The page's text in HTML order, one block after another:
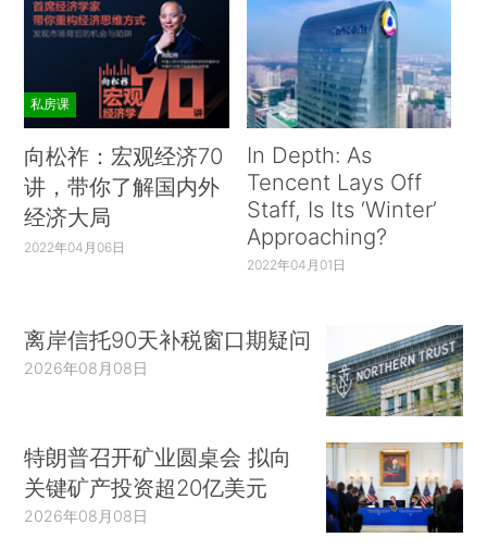
私房课
向松祚：宏观经济70
讲，带你了解国内外
经济大局
2022年04月06日
In Depth: As
Tencent Lays Off
Staff, Is Its ‘Winter’
Approaching?
2022年04月01日
离岸信托90天补税窗口期疑问
2026年08月08日
特朗普召开矿业圆桌会 拟向
关键矿产投资超20亿美元
2026年08月08日